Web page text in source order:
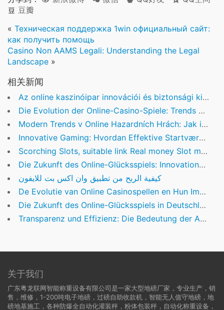
豆瓣
« Техническая поддержка 1win официальный сайт:
как получить помощь
Casino Non AAMS Legali: Understanding the Legal
Landscape »
相关新闻
Az online kaszinóipar innovációi és biztonsági kihívásai
Die Evolution der Online-Casino-Spiele: Trends und Innovationen
Modern Trends v Online Hazardních Hrách: Jak inovace formují digitální kasina
Innovative Gaming: Hvordan Effektive Startværktøjer Transformerer Spilverdenen
Scorching Slots, suitable link Real money Slot machine & Free Gamble Trial
Die Zukunft des Online-Glücksspiels: Innovationen, Regulierung und Markttrends
كيفية الربح من تطبيق وان اكس بت للايفون
De Evolutie van Online Casinospellen en Hun Impact op de Moderne Gereedschapskist
Die Zukunft des Online-Glücksspiels in Deutschland: Regulierung, Innovationen & Verbraucherschutz
Transparenz und Effizienz: Die Bedeutung der Auszahlungsdauer im Online-Casino
关于我们
广东粤龙联网智能称重设备有限公司是一家大型地磅厂家，专业生产，销
售，维修，1-200吨电子地磅，过磅自助收款机，智能无人值守地磅，地
磅地基施工，各种防爆全自动化灌装秤，粉体包装秤，自动化称重设备，